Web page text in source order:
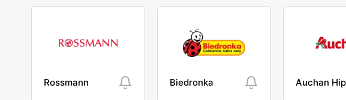
Rossmann Biedronka